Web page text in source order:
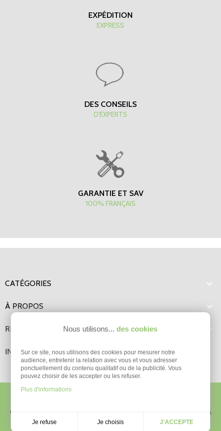
EXPÉDITION
EXPRESS
DES CONSEILS
D'EXPERTS
GARANTIE ET SAV
100% FRANÇAIS
CATÉGORIES 
À PROPOS 
RENSEIGNEMENTS
INFORMATIONS
Nous utilisons... des cookies
Sur ce site, nous utilisons des cookies pour mesurer notre
audience, entretenir la relation avec vous et vous adresser
ponctuellement du contenu qualitatif ou de la publicité. Vous
pouvez choisir de les accepter ou les refuser.
Plus d'informations
Je refuse Je choisis J'ACCEPTE
© 2026 - ELEVAGE PASSION ® -
- Réalisation
Dream me up